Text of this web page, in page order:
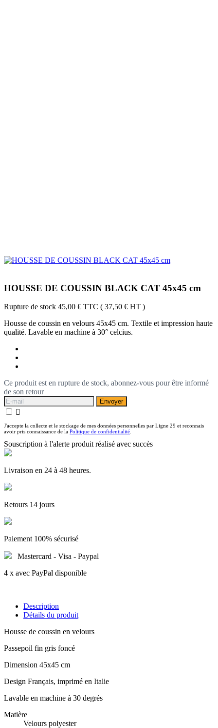
HOUSSE DE COUSSIN BLACK CAT 45x45 cm
Rupture de stock 45,00 € TTC ( 37,50 € HT )
Housse de coussin en velours 45x45 cm. Textile et impression haute
qualité. Lavable en machine à 30° celcius.
Ce produit est en rupture de stock, abonnez-vous pour être informé
de son retour
Envoyer

J'accepte la collecte et le stockage de mes données personnelles par Ligne 29 et reconnais
avoir pris connaissance de la Politique de confidentialité.
Souscription à l'alerte produit réalisé avec succès
Livraison en 24 à 48 heures.
Retours 14 jours
Paiement 100% sécurisé
Mastercard - Visa - Paypal
4 x avec PayPal disponible
Description
Détails du produit
Housse de coussin en velours
Passepoil fin gris foncé
Dimension 45x45 cm
Design Français, imprimé en Italie
Lavable en machine à 30 degrés
Matière
Velours polyester